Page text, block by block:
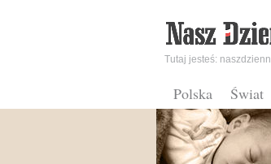
Polska Świat
Tutaj jesteś: